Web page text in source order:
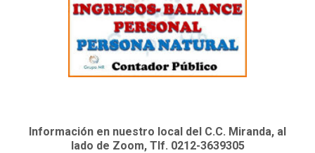
Información en nuestro local del C.C. Miranda, al
lado de Zoom, Tlf. 0212-3639305